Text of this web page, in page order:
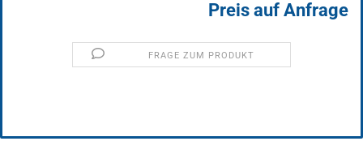
Preis auf Anfrage
FRAGE ZUM PRODUKT